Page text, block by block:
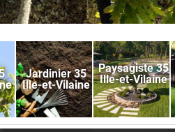
Jardinier 35
Ille-et-Vilaine
Paysagiste 35
Ille-et-Vilaine